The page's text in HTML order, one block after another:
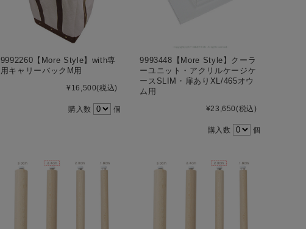
9992260【More Style】with専
用キャリーバックM用
¥16,500(税込)
購入数 個
9993448【More Style】クーラ
ーユニット・アクリルケージケ
ースSLIM・扉ありXL/465オウ
ム用
¥23,650(税込)
購入数 個